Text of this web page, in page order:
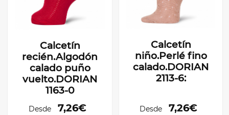
Calcetín
recién.Algodón
calado puño
vuelto.DORIAN
1163-0
Desde 7,26€
Calcetín
niño.Perlé fino
calado.DORIAN
2113-6:
Desde 7,26€